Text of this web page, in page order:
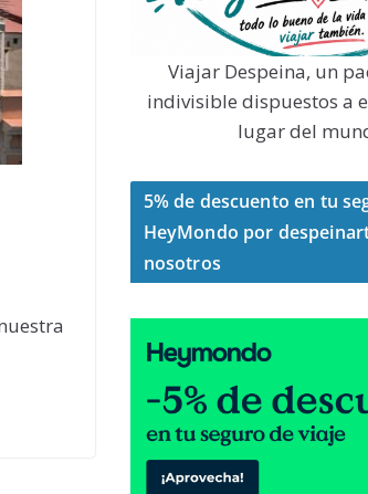
Viajar Despeina, un
indivisible dispuestos a
lugar del
5% de descuento en tu
HeyMondo por
nosotros